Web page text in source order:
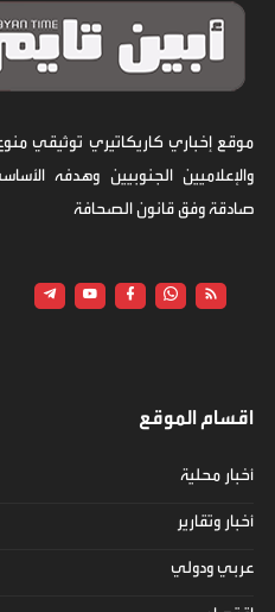
موقع إخباري كاريكاتيري توثيقي
والإعلاميين الجنوبيين وهدفه
صادقة وفق قانون الصحافة
اقسام الموقع
أخبار محلية
أخبار وتقارير
عربي ودولي